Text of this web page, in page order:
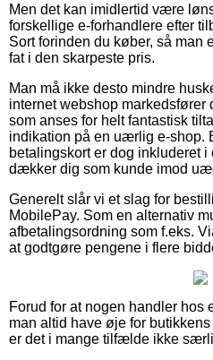
Men det kan imidlertid være
forskellige e-forhandlere efter
Sort forinden du køber, så man
fat i den skarpeste pris.
Man må ikke desto mindre
internet webshop markedsfører
som anses for helt fantastisk
indikation på en uærlig e-shop.
betalingskort er dog inkluderet
dækker dig som kunde imod
Generelt slår vi et slag for
MobilePay. Som en alternativ
afbetalingsordning som f.eks.
at godtgøre pengene i flere
Forud for at nogen handler hos
man altid have øje for
er det i mange tilfælde ikke